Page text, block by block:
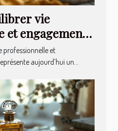
vie
et engagements
professionnelle et
aujourd’hui un...